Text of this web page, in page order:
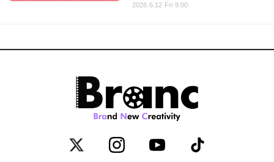
2026.6.12 Fri 9:00